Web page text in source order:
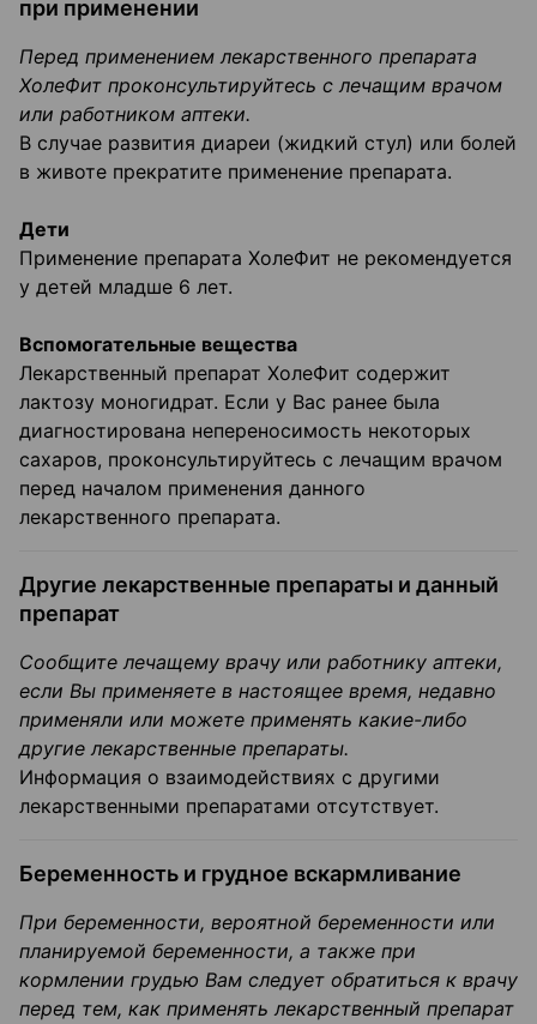
при применении
Перед применением лекарственного препарата
ХолеФит проконсультируйтесь с лечащим врачом
или работником аптеки.
В случае развития диареи (жидкий стул) или болей
в животе прекратите применение препарата.
Дети
Применение препарата ХолеФит не рекомендуется
у детей младше 6 лет.
Вспомогательные вещества
Лекарственный препарат ХолеФит содержит
лактозу моногидрат. Если у Вас ранее была
диагностирована непереносимость некоторых
сахаров, проконсультируйтесь с лечащим врачом
перед началом применения данного
лекарственного препарата.
Другие лекарственные препараты и данный
препарат
Сообщите лечащему врачу или работнику аптеки,
если Вы применяете в настоящее время, недавно
применяли или можете применять какие-либо
другие лекарственные препараты.
Информация о взаимодействиях с другими
лекарственными препаратами отсутствует.
Беременность и грудное вскармливание
При беременности, вероятной беременности или
планируемой беременности, а также при
кормлении грудью Вам следует обратиться к врачу
перед тем, как применять лекарственный препарат